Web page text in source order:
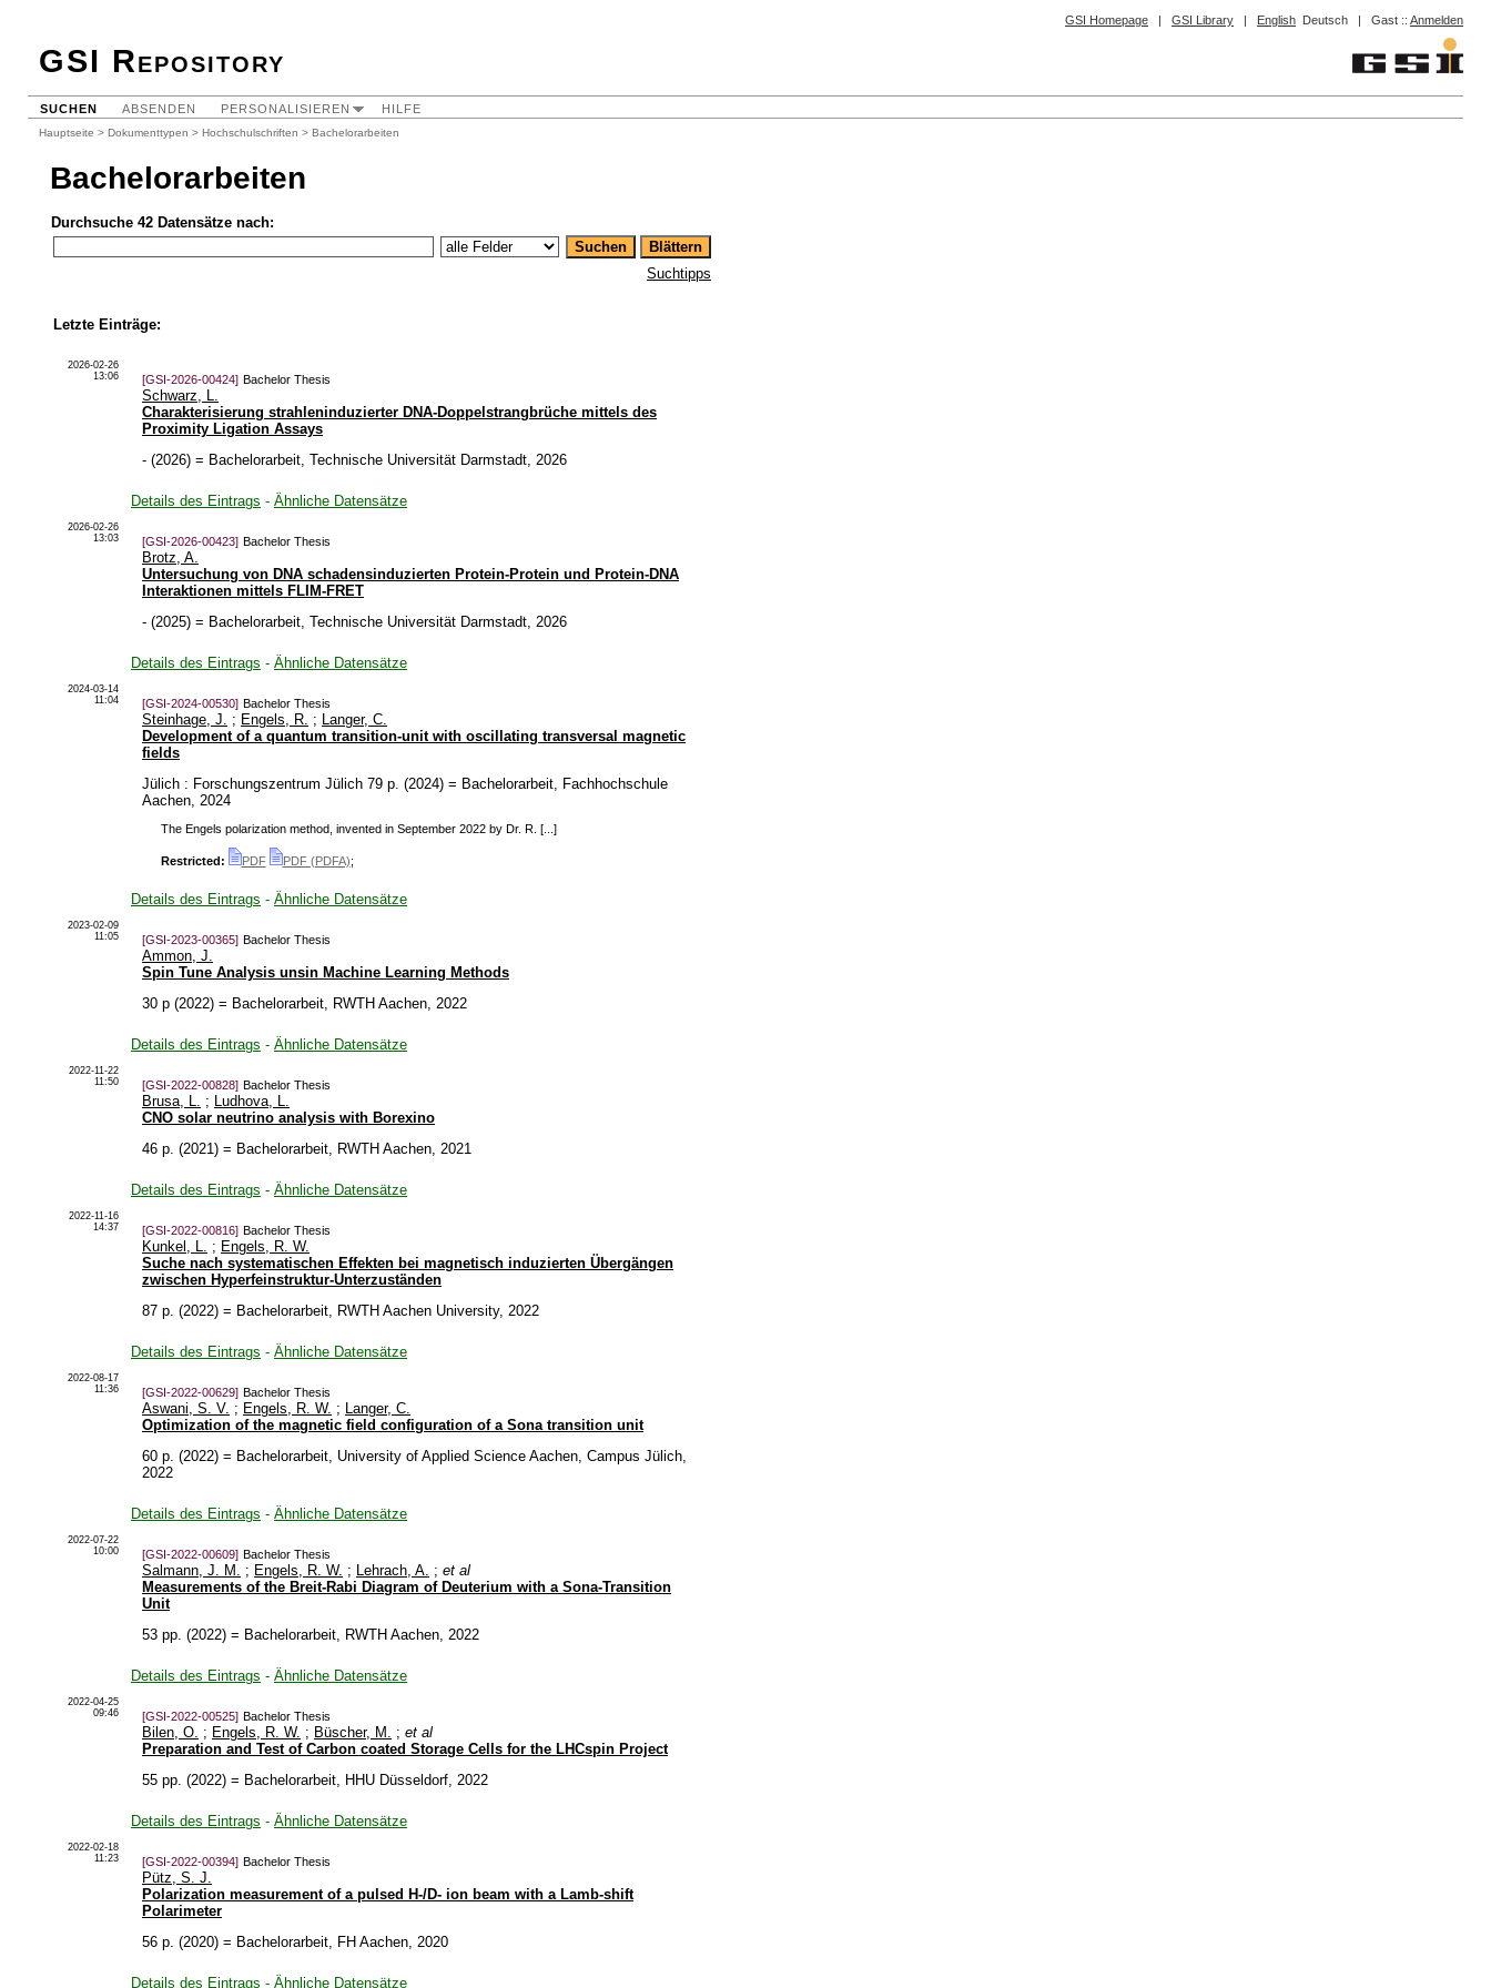
GSI Homepage | GSI Library | English Deutsch | Gast :: Anmelden
GSI Repository
SUCHEN ABSENDEN PERSONALISIEREN HILFE
Hauptseite > Dokumenttypen > Hochschulschriften > Bachelorarbeiten
Bachelorarbeiten
Durchsuche 42 Datensätze nach:
Suchtipps
Letzte Einträge:
2026-02-26
13:06
[GSI-2026-00424] Bachelor Thesis
Schwarz, L.
Charakterisierung strahleninduzierter DNA-Doppelstrangbrüche mittels des
Proximity Ligation Assays
- (2026) = Bachelorarbeit, Technische Universität Darmstadt, 2026
Details des Eintrags - Ähnliche Datensätze
2026-02-26
13:03
[GSI-2026-00423] Bachelor Thesis
Brotz, A.
Untersuchung von DNA schadensinduzierten Protein-Protein und Protein-DNA
Interaktionen mittels FLIM-FRET
- (2025) = Bachelorarbeit, Technische Universität Darmstadt, 2026
Details des Eintrags - Ähnliche Datensätze
2024-03-14
11:04
[GSI-2024-00530] Bachelor Thesis
Steinhage, J. ; Engels, R. ; Langer, C.
Development of a quantum transition-unit with oscillating transversal magnetic
fields
Jülich : Forschungszentrum Jülich 79 p. (2024) = Bachelorarbeit, Fachhochschule
Aachen, 2024
The Engels polarization method, invented in September 2022 by Dr. R. [...]
Restricted: PDF PDF (PDFA);
Details des Eintrags - Ähnliche Datensätze
2023-02-09
11:05
[GSI-2023-00365] Bachelor Thesis
Ammon, J.
Spin Tune Analysis unsin Machine Learning Methods
30 p (2022) = Bachelorarbeit, RWTH Aachen, 2022
Details des Eintrags - Ähnliche Datensätze
2022-11-22
11:50
[GSI-2022-00828] Bachelor Thesis
Brusa, L. ; Ludhova, L.
CNO solar neutrino analysis with Borexino
46 p. (2021) = Bachelorarbeit, RWTH Aachen, 2021
Details des Eintrags - Ähnliche Datensätze
2022-11-16
14:37
[GSI-2022-00816] Bachelor Thesis
Kunkel, L. ; Engels, R. W.
Suche nach systematischen Effekten bei magnetisch induzierten Übergängen
zwischen Hyperfeinstruktur-Unterzuständen
87 p. (2022) = Bachelorarbeit, RWTH Aachen University, 2022
Details des Eintrags - Ähnliche Datensätze
2022-08-17
11:36
[GSI-2022-00629] Bachelor Thesis
Aswani, S. V. ; Engels, R. W. ; Langer, C.
Optimization of the magnetic field configuration of a Sona transition unit
60 p. (2022) = Bachelorarbeit, University of Applied Science Aachen, Campus Jülich,
2022
Details des Eintrags - Ähnliche Datensätze
2022-07-22
10:00
[GSI-2022-00609] Bachelor Thesis
Salmann, J. M. ; Engels, R. W. ; Lehrach, A. ; et al
Measurements of the Breit-Rabi Diagram of Deuterium with a Sona-Transition
Unit
53 pp. (2022) = Bachelorarbeit, RWTH Aachen, 2022
Details des Eintrags - Ähnliche Datensätze
2022-04-25
09:46
[GSI-2022-00525] Bachelor Thesis
Bilen, O. ; Engels, R. W. ; Büscher, M. ; et al
Preparation and Test of Carbon coated Storage Cells for the LHCspin Project
55 pp. (2022) = Bachelorarbeit, HHU Düsseldorf, 2022
Details des Eintrags - Ähnliche Datensätze
2022-02-18
11:23
[GSI-2022-00394] Bachelor Thesis
Pütz, S. J.
Polarization measurement of a pulsed H-/D- ion beam with a Lamb-shift
Polarimeter
56 p. (2020) = Bachelorarbeit, FH Aachen, 2020
Details des Eintrags - Ähnliche Datensätze